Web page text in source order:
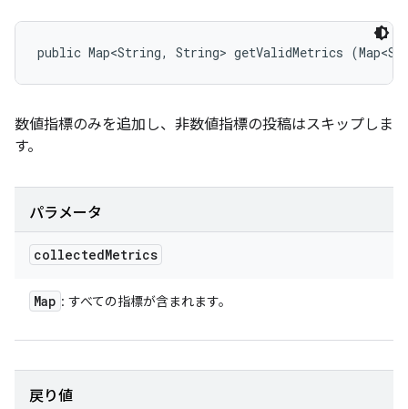
public Map<String, String> getValidMetrics
数値指標のみを追加し、非数値指標の投稿はスキップしま
す。
パラメータ
collectedMetrics
Map : すべての指標が含まれます。
戻り値